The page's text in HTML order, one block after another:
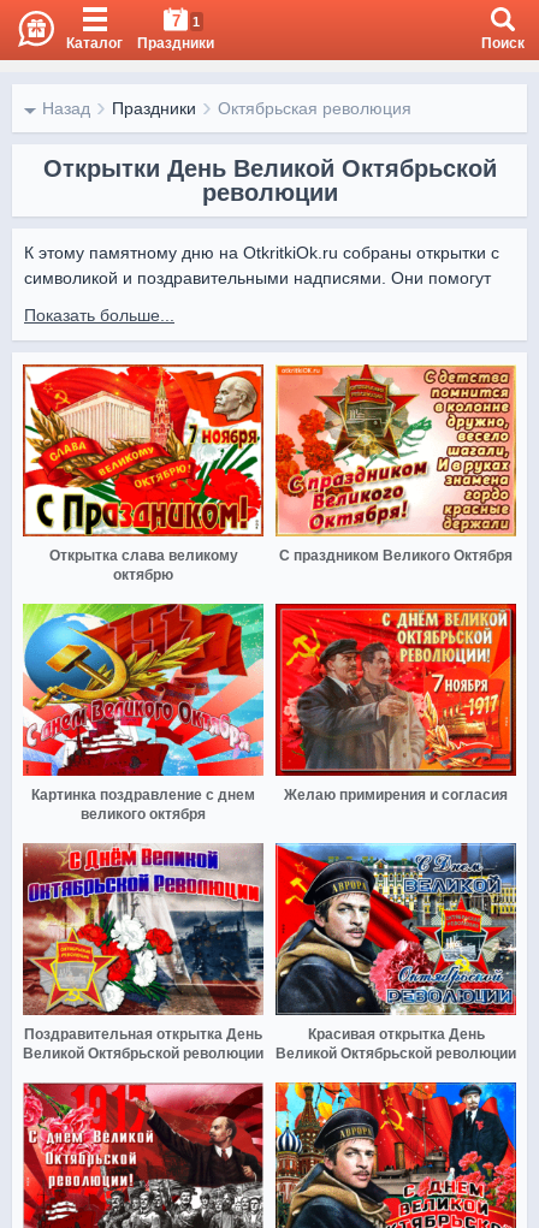
Каталог
7 1
Праздники Поиск
Назад Праздники Октябрьская революция
Открытки День Великой Октябрьской
революции
К этому памятному дню на OtkritkiOk.ru собраны открытки с
символикой и поздравительными надписями. Они помогут
чтобы поделиться памятью и теплыми словами с близкими.
Показать больше...
Открытка слава великому
октябрю
С праздником Великого Октября
Картинка поздравление с днем
великого октября
Желаю примирения и согласия
Поздравительная открытка День
Великой Октябрьской революции
Красивая открытка День
Великой Октябрьской революции